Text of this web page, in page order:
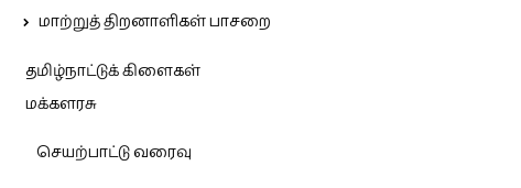
மாற்றுத் திறனாளிகள் பாசறை
தமிழ்நாட்டுக் கிளைகள்
மக்களரசு
செயற்பாட்டு வரைவு